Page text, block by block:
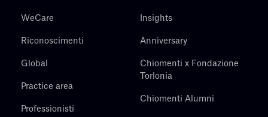
WeCare
Riconoscimenti
Global
Practice area
Professionisti
Insights
Anniversary
Chiomenti x Fondazione
Torlonia
Chiomenti Alumni